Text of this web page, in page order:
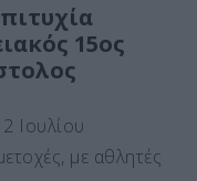
15ος
Ιουλίου
με αθλητές